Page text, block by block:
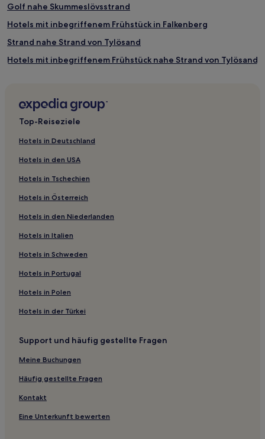
Golf nahe Skummeslövsstrand
Hotels mit inbegriffenem Frühstück in Falkenberg
Strand nahe Strand von Tylösand
Hotels mit inbegriffenem Frühstück nahe Strand von Tylösand
Haustierfreundliche in Halmstad
Hotels nahe Varberg Golfclub
Hotels nahe Schloss Skottorp
Halmstad Hotels
Hotels nahe Badplats Fegen
Rydöbruk Hotels
Gemeinde Hylte: Hotels
Sennan Hotels
Falkenberg Hotels
Gemeinde Falkenberg: Hotels
Gemeinde Laholm: Hotels
Landeskreis Halland: Hotels
Ås Hotels
Hotels nahe Wasserfall Flammafallet
2-Sterne-Hotels in Falkenberg
Top-Reiseziele
Hotels in Deutschland
Hotels in den USA
Hotels in Tschechien
Hotels in Österreich
Hotels in den Niederlanden
Hotels in Italien
Hotels in Schweden
Hotels in Portugal
Hotels in Polen
Hotels in der Türkei
Support und häufig gestellte Fragen
Meine Buchungen
Häufig gestellte Fragen
Kontakt
Eine Unterkunft bewerten